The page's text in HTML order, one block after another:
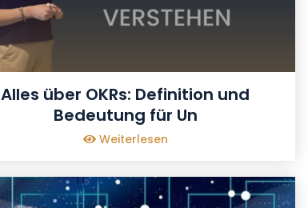
Alles über OKRs: Definition und
Bedeutung für Un
Weiterlesen